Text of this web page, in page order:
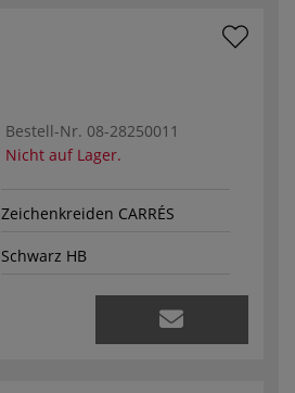
Bestell-Nr. 08-28250011
Nicht auf Lager.
Zeichenkreiden CARRÉS
Schwarz HB